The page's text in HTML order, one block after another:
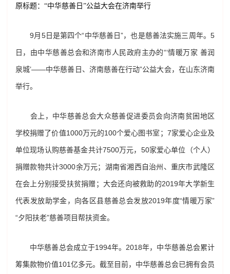
原标题：“中华慈善日”公益大会在济南举行
9月5日是第四个“中华慈善日”，也是慈善法实施三周年。5
日，由中华慈善总会和济南市人民政府主办的“‘情暖万家 善润
泉城’——中华慈善日、济南慈善在行动”公益大会，在山东济南
举行。
会上，中华慈善总会大众慈善促进委员会向济南贫困地区
学校捐赠了价值1000万元的100个爱心图书室；7家爱心企业及
单位现场认购慈善基金共计7500万元，50家爱心单位（个人）
捐赠款物共计3000余万元；湖南省湘西自治州、重庆市武隆区
在会上分别接受扶贫捐赠；大会还向被救助的2019年大学新生
代表发放助学金，向各区县慈善总会发放2019年度“情暖万家”
“夕阳扶老”慈善项目帮扶资金。
中华慈善总会成立于1994年。2018年，中华慈善总会累计
筹集款物价值101亿多元。截至目前，中华慈善总会已拥有会员